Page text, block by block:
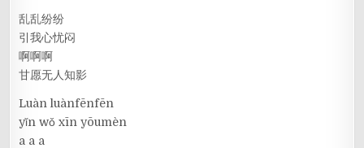
乱乱纷纷
引我心忧闷
啊啊啊
甘愿无人知影
Luàn luànfēnfēn
yǐn wǒ xīn yōumèn
a a a